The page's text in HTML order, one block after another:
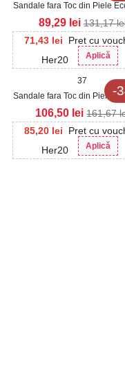
Sandale fara Toc din Piele
dama Camel Khloe
71,43 lei
Pret cu
Her20
Aplică
89,29 lei 131,17
-
37
Sandale fara Toc din Piele
dama Albe Zosia
85,20 lei
Pret cu
Her20
Aplică
106,50 lei 161,67